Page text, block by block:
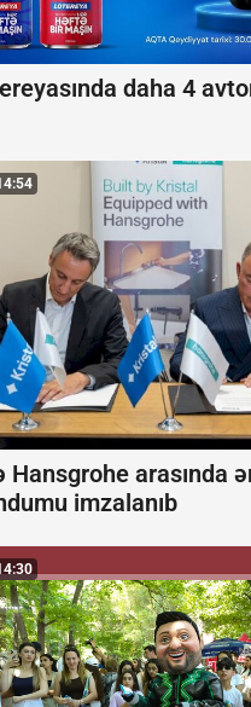
daha 4
Hansgrohe arasında
imzalanıb